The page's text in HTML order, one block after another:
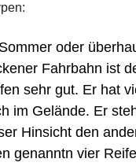
oder
Fahrbahn ist
sehr gut. Er hat
im Gelände. Er
Hinsicht den
genanntn vier